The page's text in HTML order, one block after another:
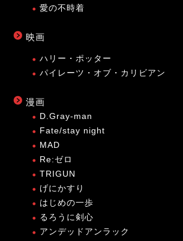
愛の不時着
映画
ハリー・ポッター
パイレーツ・オブ・カリビアン
漫画
D.Gray-man
Fate/stay night
MAD
Re:ゼロ
TRIGUN
げにかすり
はじめの一歩
るろうに剣心
アンデッドアンラック